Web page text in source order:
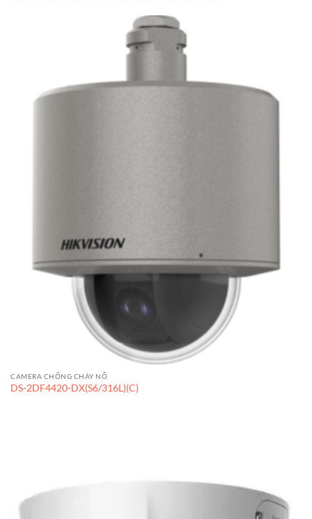
CAMERA CHỐNG CHÁY NỔ
DS-2DF4420-DX(S6/316L)(C)